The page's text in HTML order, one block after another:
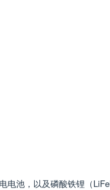
池，以及磷酸铁锂（